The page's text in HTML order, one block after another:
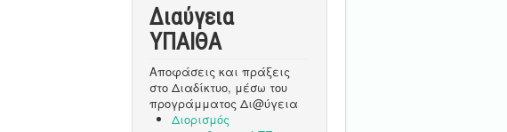
Διαύγεια
ΥΠΑΙΘA
Αποφάσεις και πράξεις
στο Διαδίκτυο, μέσω του
προγράμματος Δι@ύγεια
Διορισμός